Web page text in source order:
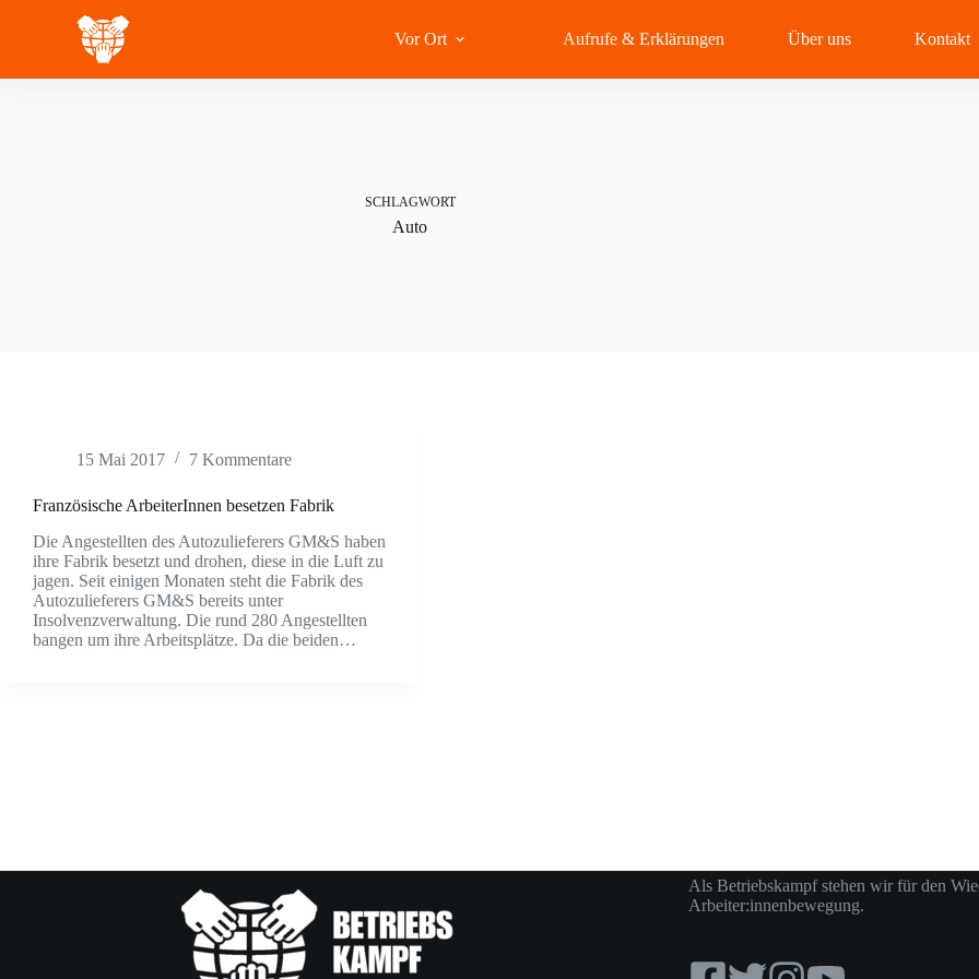
Vor Ort Aufrufe & Erklärungen Über uns Kontakt
SCHLAGWORT
Auto
15 Mai 2017 7 Kommentare
Französische ArbeiterInnen besetzen Fabrik
Die Angestellten des Autozulieferers GM&S haben
ihre Fabrik besetzt und drohen, diese in die Luft zu
jagen. Seit einigen Monaten steht die Fabrik des
Autozulieferers GM&S bereits unter
Insolvenzverwaltung. Die rund 280 Angestellten
bangen um ihre Arbeitsplätze. Da die beiden…
Als Betriebskampf stehen wir für den
Arbeiter:innenbewegung.